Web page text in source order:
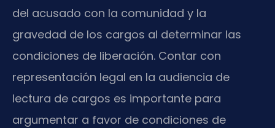
del acusado con la comunidad y la
gravedad de los cargos al determinar las
condiciones de liberación. Contar con
representación legal en la audiencia de
lectura de cargos es importante para
argumentar a favor de condiciones de